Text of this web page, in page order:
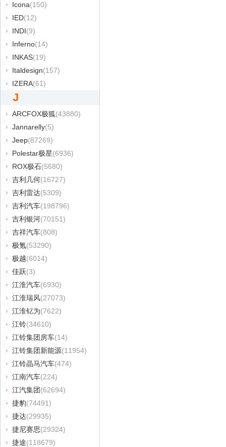
Icona(150)
IED(12)
INDI(9)
Inferno(14)
INKAS(19)
Italdesign(157)
IZERA(61)
J
ARCFOX极狐(43880)
Jannarelly(5)
Jeep(87269)
Polestar极星(6936)
ROX极石(5680)
吉利几何(16727)
吉利雷达(5309)
吉利汽车(198796)
吉利银河(70151)
吉祥汽车(808)
极氪(53290)
极越(6014)
佳跃(3)
江淮汽车(6930)
江淮瑞风(27073)
江淮钇为(7622)
江铃(34610)
江铃集团房车(14)
江铃集团新能源(11954)
江铃晶马汽车(474)
江南汽车(224)
江汽集团(62694)
捷豹(74491)
捷达(29935)
捷尼赛思(29324)
捷途(118679)